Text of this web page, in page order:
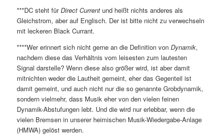
***DC steht fürDirect Currentund heißt nichts anderes als
Gleichstrom, aber auf Englisch. Der ist bitte nicht zu verwechseln
mit leckeren Black Currant.
****Wer erinnert sich nicht gerne an die Definition von Dynamik,
nachdem diese das Verhältnis vom leisesten zum lautesten
Signal darstelle? Wenn diese also größer wird, ist aber damit
mitnichten weder die Lautheit gemeint, eher das Gegenteil ist
damit gemeint, und auch nicht nur die so genannte Grobdynamik,
sondern vielmehr, dass Musik eher von den vielen feinen
Dynamik-Abstufungen lebt. Und die wird nur erlebbar, wenn die
vielen Bremsen in unserer heimischen Musik-Wiedergabe-Anlage
(HMWA) gelöst werden.